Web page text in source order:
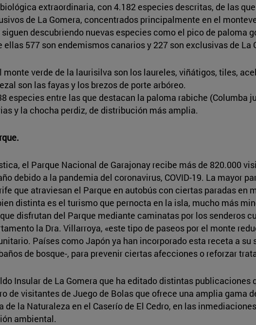
extraordinaria, con 4.182 especies descritas, de las que
de La Gomera, concentrados principalmente en el
descubriendo nuevas especies como el pico de paloma
577 son endemismos canarios y 227 son exclusivas de La
verde de la laurisilva son los laureles, viñátigos, tiles,
son las fayas y los brezos de porte arbóreo.
especies entre las que destacan la paloma rabiche (Columba
y la chocha perdiz, de distribución más amplia.
el Parque Nacional de Garajonay recibe más de 820.000
debido a la pandemia del coronavirus, COVID-19. La mayor
que atraviesan el Parque en autobús con ciertas paradas en
distinta es el turismo que pernocta en la isla, mucho más
disfrutan del Parque mediante caminatas por los senderos
la Dra. Villarroya, «este tipo de paseos por el monte
Países como Japón ya han incorporado esta receta a
de bosque-, para prevenir ciertas afecciones o reforzar
Insular de La Gomera que ha editado distintas
de visitantes de Juego de Bolas que ofrece una amplia gama
la Naturaleza en el Caserío de El Cedro, en las
ambiental.